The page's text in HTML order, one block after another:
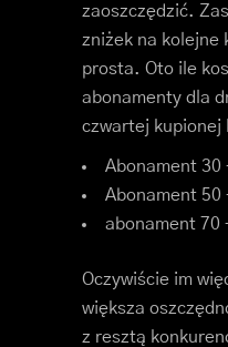
zaoszczędzić.
zniżek na kolejne
prosta. Oto ile
abonamenty dla
czwartej kupionej
Abonament 30
Abonament 50
abonament 70
Oczywiście im
większa
z resztą